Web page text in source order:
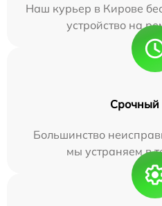
Наш курьер в Кирове
устройство на
Срочный
Большинство
мы устраняем в